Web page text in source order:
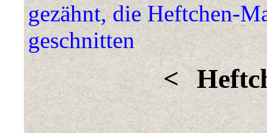
gezähnt, die Heftchen-
geschnitten
<